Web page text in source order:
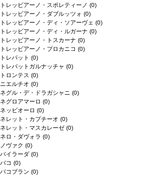
トレッビアーノ・スポレティーノ (0)
トレッビアーノ・ダブルッツォ (0)
トレッビアーノ・ディ・ソアーヴェ (0)
トレッビアーノ・ディ・ルガーナ (0)
トレッビアーノ・トスカーナ (0)
トレッビアーノ・プロカニコ (0)
トレパット (0)
トレパットガルナッチャ (0)
トロンテス (0)
ニエルチオ (0)
ネグル・デ・ドラガシャニ (0)
ネグロアマーロ (0)
ネッビオーロ (0)
ネレット・カプチーオ (0)
ネレット・マスカレーゼ (0)
ネロ・ダヴォラ (0)
ノヴァク (0)
バイラーダ (0)
バコ (0)
バコブラン (0)